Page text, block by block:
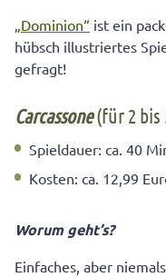
„Dominion“ ist ein
hübsch illustriertes
gefragt!
Carcassone(für 2 bis
Spieldauer: ca. 40
Kosten: ca. 12,99
Worum geht’s?
Einfaches, aber